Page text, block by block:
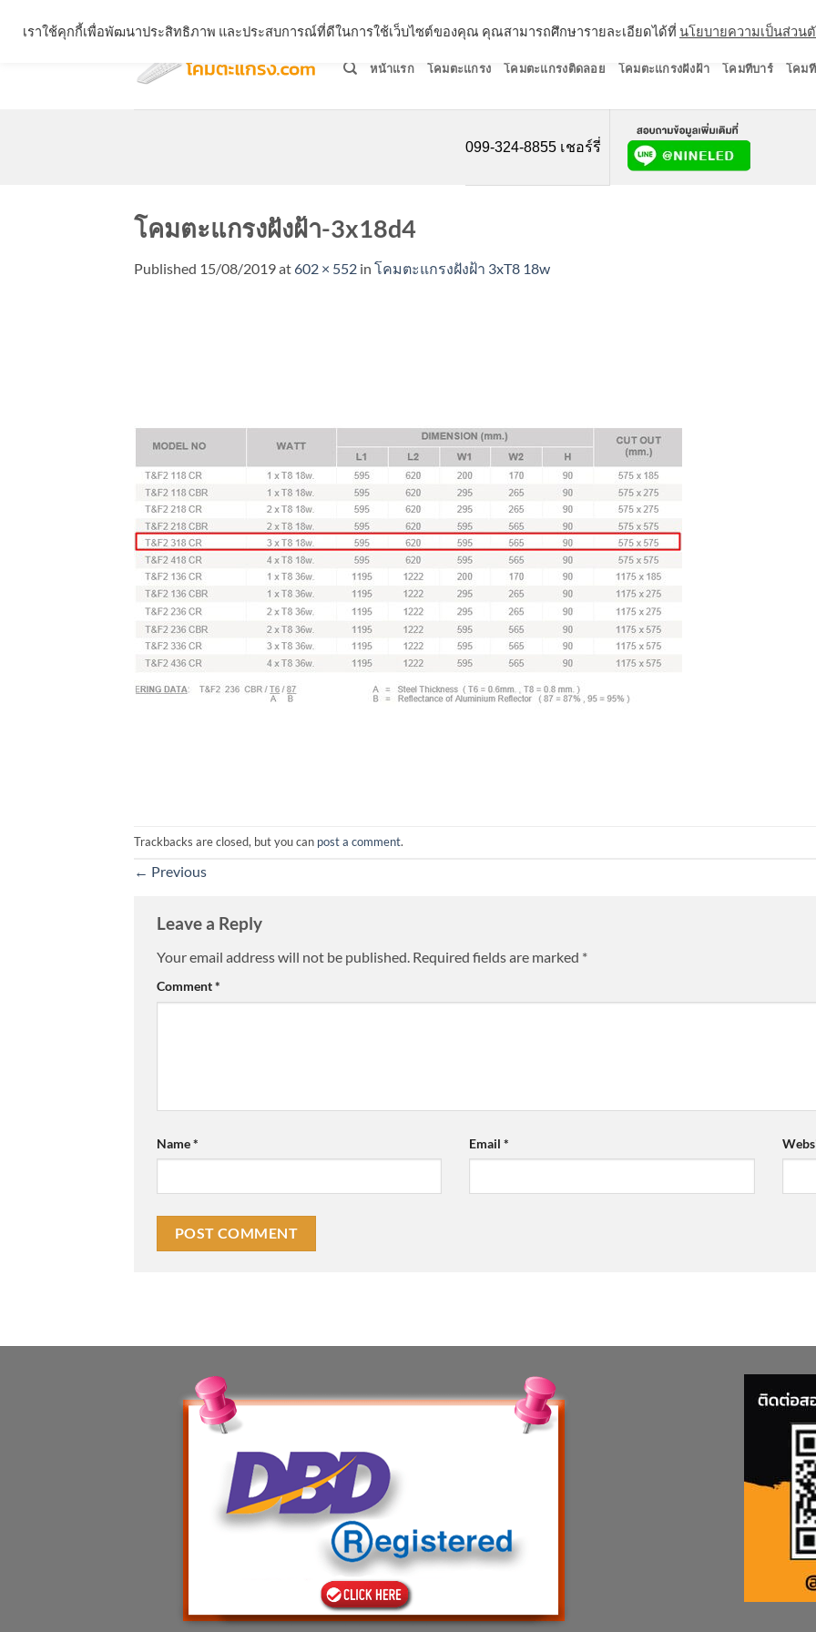
หน้าแรก โคมตะแกรง โคมตะแกรงติดลอย โคมตะแกรงฝังฝ้า โคมทีบาร์ โคม
099-324-8855 เชอร์รี่
โคมตะแกรงฝังฝ้า-3x18d4
Published 15/08/2019at602 × 552 in โคมตะแกรงฝังฝ้า 3xT8 18w
Trackbacks are closed, but you can post a comment.
← Previous
Leave a Reply
Your email address will not be published. Required fields are marked *
Comment*
Name* Email*
เราใช้คุกกี้เพื่อพัฒนาประสิทธิภาพ และประสบการณ์ที่ดีในการใช้เว็บไซต์ของคุณ คุณสามารถศึกษารายละเอียดได้ที่ นโยบายความเป็นส่วน